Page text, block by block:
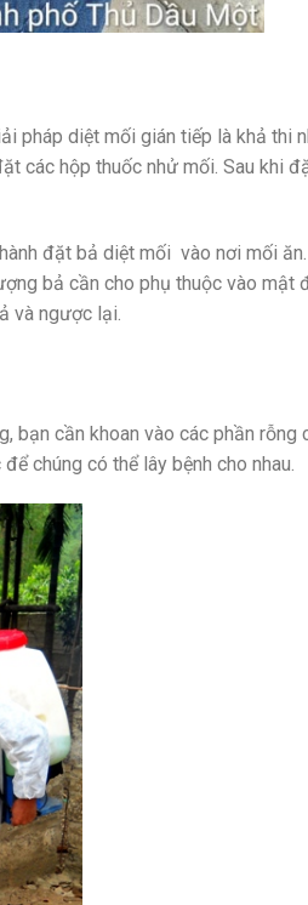
pháp diệt mối gián tiếp là khả thi
các hộp thuốc nhử mối. Sau khi
đặt bả diệt mối vào nơi mối
bả cần cho phụ thuộc vào mật
và ngược lại.
bạn cần khoan vào các phần rỗng
chúng có thể lây bệnh cho nhau.